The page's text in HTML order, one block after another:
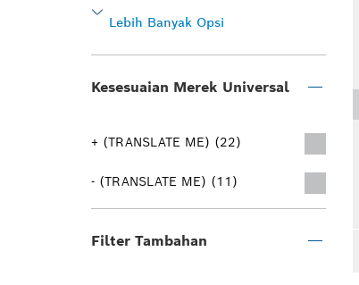
Lebih Banyak Opsi
Kesesuaian Merek Universal
+ (TRANSLATE ME) (22)
- (TRANSLATE ME) (11)
Filter Tambahan